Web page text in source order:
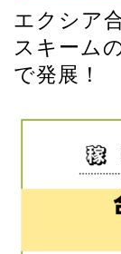
エクシア
スキーム
で発展！